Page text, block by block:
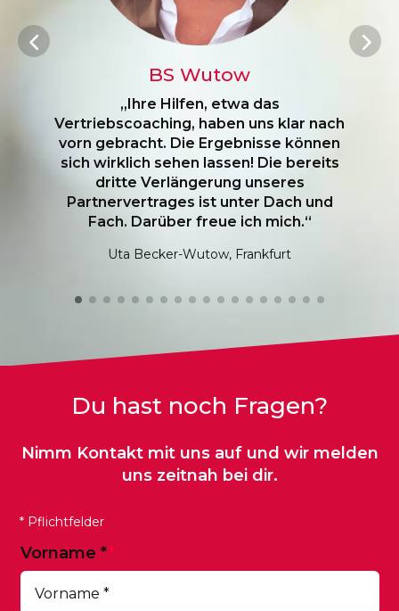
BS Wutow Professional
„Mit der Expertise von BS
PartnerServices in den Bereichen
Marketing, Social Media, IT und Recht
sind wir bestens partnerschaftlich
unterstützt und können uns voll und
ganz auf unser Tages­geschäft
konzentrieren.“
Dirk ten Eicken, Frankfurt
Du hast noch Fragen?
Nimm Kontakt mit uns auf und wir melden
uns zeitnah bei dir.
* Pflichtfelder
Vorname *